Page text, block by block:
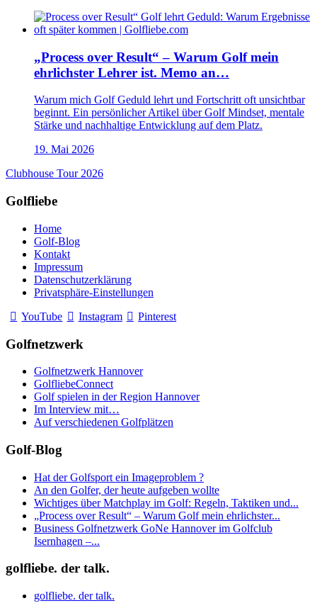
„Process over Result“ – Warum Golf mein
ehrlichster Lehrer ist. Memo an…
Warum mich Golf Geduld lehrt und Fortschritt oft unsichtbar
beginnt. Ein persönlicher Artikel über Golf Mindset, mentale
Stärke und nachhaltige Entwicklung auf dem Platz.
19. Mai 2026
Clubhouse Tour 2026
Golfliebe
Home
Golf-Blog
Kontakt
Impressum
Datenschutzerklärung
Privatsphäre-Einstellungen
YouTube
Instagram Pinterest
Golfnetzwerk
Golfnetzwerk Hannover
GolfliebeConnect
Golf spielen in der Region Hannover
Im Interview mit…
Auf verschiedenen Golfplätzen
Golf-Blog
Hat der Golfsport ein Imageproblem ?
An den Golfer, der heute aufgeben wollte
Wichtiges über Matchplay im Golf: Regeln, Taktiken und...
„Process over Result“ – Warum Golf mein ehrlichster...
Business Golfnetzwerk GoNe Hannover im Golfclub
Isernhagen –...
golfliebe. der talk.
golfliebe. der talk.